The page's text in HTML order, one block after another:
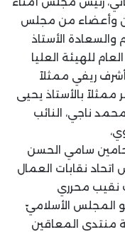
وأعضاء من مجلس
والسعادة الأستاذ
للهيئة العليا
أشرف ريفي ممثلاً
ممثلاً بالأستاذ يحيى
ناجي، النائب
سامي الحسن
نقابات العمال
نقيب محرري
المجلس الأسلاميّ
منتدى المعاقين